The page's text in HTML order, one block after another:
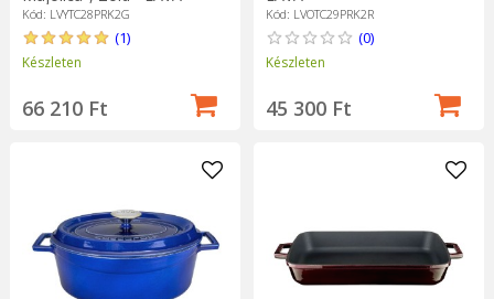
Kód: LVYTC28PRK2G
(1)
Készleten
66 210 Ft
Kód: LVOTC29PRK2R
(0)
Készleten
45 300 Ft